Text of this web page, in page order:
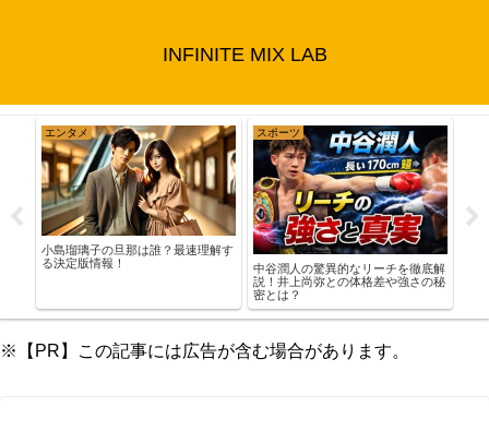
INFINITE MIX LAB
エンタメ
小島瑠璃子の旦那は誰？最速理解す
る決定版情報！
スポーツ
中谷潤人の驚異的なリーチを徹底解
説！井上尚弥との体格差や強さの秘
密とは？
※【PR】この記事には広告が含む場合があります。